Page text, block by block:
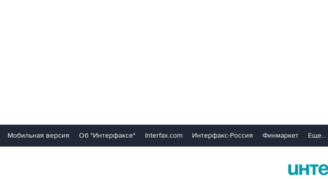
Мобильная версия Об "Интерфаксе" Interfax.com Интерфакс-Россия Финмаркет Еще...